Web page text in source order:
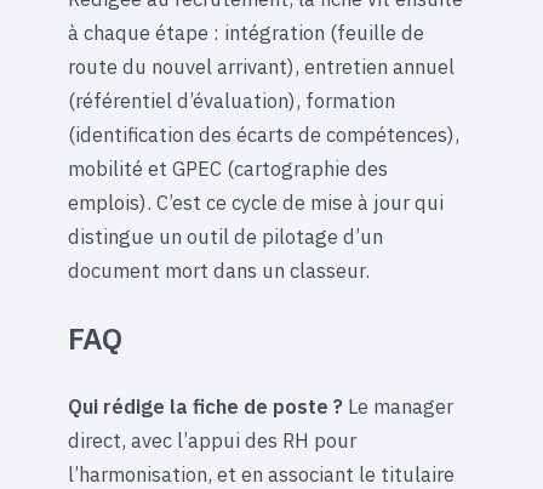
à chaque étape : intégration (feuille de
route du nouvel arrivant), entretien annuel
(référentiel d’évaluation), formation
(identification des écarts de compétences),
mobilité et GPEC (cartographie des
emplois). C’est ce cycle de mise à jour qui
distingue un outil de pilotage d’un
document mort dans un classeur.
FAQ
Qui rédige la fiche de poste ? Le manager
direct, avec l’appui des RH pour
l’harmonisation, et en associant le titulaire